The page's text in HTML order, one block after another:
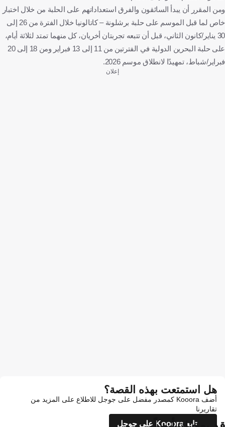
ومن المقرر أن يبدأ السائقون والفرق استعداداتهم على الحلبة من خلال اختبار
خاص لما قبل الموسم على حلبة برشلونة – كاتالونيا خلال الفترة من 26 إلى
30 يناير/كانون الثاني، قبل أن تتبعه تجربتان أخريان، كل منهما تمتد لثلاثة أيام،
على حلبة البحرين الدولية في الفترتين من 11 إلى 13 فبراير ومن 18 إلى 20
فبراير/شباط، تمهيدًا لانطلاق موسم 2026.
إعلان
هل استمتعت بهذه القصة؟
أضف Kooora كمصدر مفضل على جوجل للاطلاع على المزيد من
تقاريرنا
تابع Kooora على جوجل